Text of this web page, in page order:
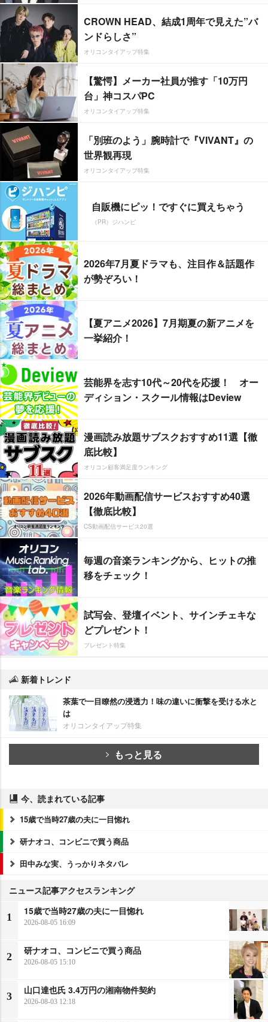
CROWN HEAD、結成1周年で見えた”バ
ンドらしさ”
オリコンタイアップ特集
【驚愕】メーカー社員が推す「10万円
台」神コスパPC
オリコンタイアップ特集
「別班のよう」腕時計で『VIVANT』の
世界観再現
オリコンタイアップ特集
自販機にピッ！ですぐに買えちゃう
（PR）ジハンピ
2026年7月夏ドラマも、注目作＆話題作
が勢ぞろい！
【夏アニメ2026】7月期夏の新アニメを
一挙紹介！
芸能界を志す10代～20代を応援！ オー
ディション・スクール情報はDeview
漫画読み放題サブスクおすすめ11選【徹
底比較】
オリコン顧客満足度ランキング
2026年動画配信サービスおすすめ40選
【徹底比較】
CS動画配信サービス20選
毎週の音楽ランキングから、ヒットの推
移をチェック！
試写会、登壇イベント、サインチェキな
どプレゼント！
プレゼント特集
新着トレンド
茶葉で一目瞭然の浸透力！味の違いに衝撃を受ける水と
は
オリコンタイアップ特集
もっと見る
今、読まれている記事
15歳で当時27歳の夫に一目惚れ
研ナオコ、コンビニで買う商品
田中みな実、うっかりネタバレ
ニュース記事アクセスランキング
1
15歳で当時27歳の夫に一目惚れ
2026-08-05 16:09
2
研ナオコ、コンビニで買う商品
2026-08-05 15:10
3
山口達也氏 3.4万円の湘南物件契約
2026-08-03 12:18